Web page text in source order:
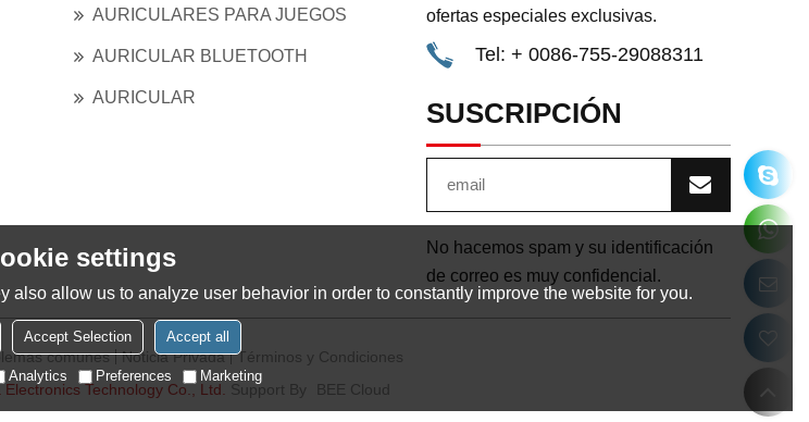
AURICULARES PARA JUEGOS
AURICULAR BLUETOOTH
AURICULAR
ofertas especiales exclusivas.
Tel: + 0086-755-29088311
SUSCRIPCIÓN
No hacemos spam y su identificación
de correo es muy confidencial.
comunes Noticia Privada
Términos y Condiciones
Technology Co., Ltd. Support By BEE Cloud
settings
allow us to analyze user behavior in order to constantly improve the website for you.
Accept Selection Accept all
Analytics Preferences Marketing